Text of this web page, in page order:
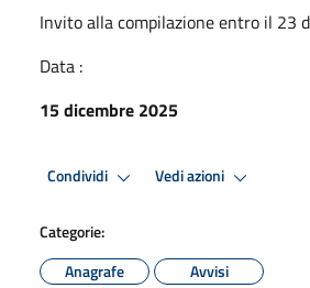
Invito alla compilazione entro il 23
Data :
15 dicembre 2025
Condividi Vedi azioni
Categorie:
Anagrafe
Avvisi